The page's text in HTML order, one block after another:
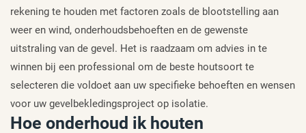
rekening te houden met factoren zoals de blootstelling aan
weer en wind, onderhoudsbehoeften en de gewenste
uitstraling van de gevel. Het is raadzaam om advies in te
winnen bij een professional om de beste houtsoort te
selecteren die voldoet aan uw specifieke behoeften en wensen
voor uw gevelbekledingsproject op isolatie.
Hoe onderhoud ik houten